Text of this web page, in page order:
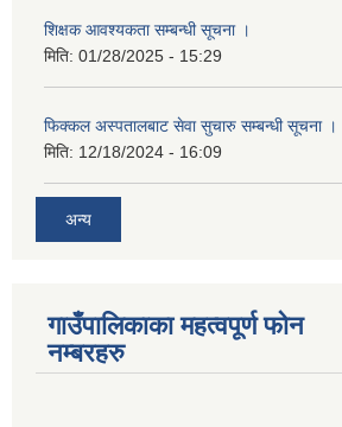
शिक्षक आवश्यकता सम्बन्धी सूचना ।
मिति: 01/28/2025 - 15:29
फिक्कल अस्पतालबाट सेवा सुचारु सम्बन्धी सूचना ।
मिति: 12/18/2024 - 16:09
अन्य
गाउँपालिकाका महत्वपूर्ण फोन
नम्बरहरु